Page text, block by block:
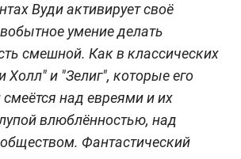
Вуди активирует своё
умение делать
смешной. Как в классических
Холл" и "Зелиг", которые его
над евреями и их
влюблённостью, над
Фантастический